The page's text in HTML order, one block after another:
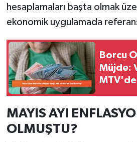
hesaplamaları başta olmak
ekonomik uygulamada
Borcu
Müjde:
MAYIS AYI
OLMUŞTU?